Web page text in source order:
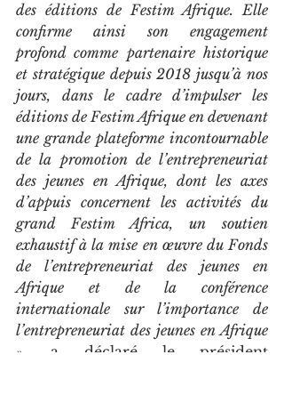
des éditions de Festim Afrique. Elle
confirme ainsi son engagement
profond comme partenaire historique
et stratégique depuis 2018 jusqu’à nos
jours, dans le cadre d’impulser les
éditions de Festim Afrique en devenant
une grande plateforme incontournable
de la promotion de l’entrepreneuriat
des jeunes en Afrique, dont les axes
d’appuis concernent les activités du
grand Festim Africa, un soutien
exhaustif à la mise en œuvre du Fonds
de l’entrepreneuriat des jeunes en
Afrique et de la conférence
internationale sur l’importance de
l’entrepreneuriat des jeunes en Afrique
», a déclaré le président